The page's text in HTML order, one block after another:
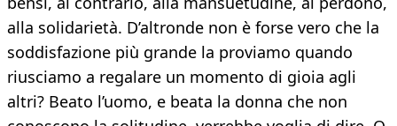
alla solidarietà. D’altronde non è forse vero che la
soddisfazione più grande la proviamo quando
riusciamo a regalare un momento di gioia agli
altri? Beato l’uomo, e beata la donna che non